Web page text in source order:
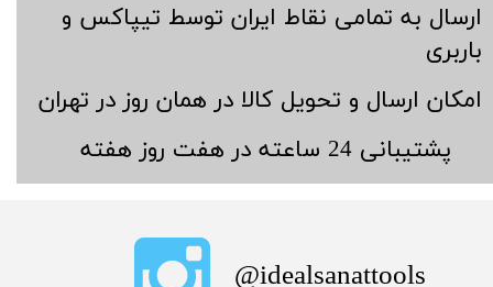
​ارسال به تمامی نقاط ایران توسط تیپاکس و
باربری
​امکان ارسال و تحویل کالا در همان روز در تهران
​پشتیبانی 24 ساعته در هفت روز هفته
​idealsanattools@